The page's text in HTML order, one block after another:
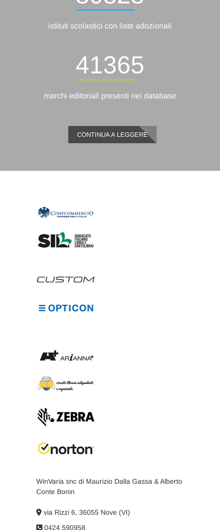
istituti scolastici con liste adozionali
41365
marchi editoriali presenti nei database
CONTINUA A LEGGERE
WinVaria snc di Maurizio Dalla Gassa & Alberto
Conte Bonin
via Rizzi 6, 36055 Nove (VI)
0424 590958